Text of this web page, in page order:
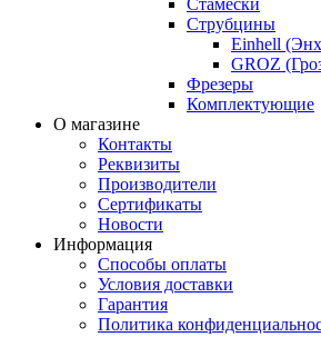
Стамески
Струбцины
Einhell
GROZ
Фрезеры
Комплектующие
О магазине
Контакты
Реквизиты
Производители
Сертификаты
Новости
Информация
Способы оплаты
Условия доставки
Гарантия
Политика